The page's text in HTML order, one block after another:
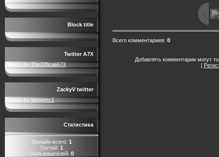
Block title
Twitter A7X
Tweets by TheOfficialA7X
ZackyV twitter
Tweets by Vengenz1
Статистика
Онлайн всего: 1
Гостей: 1
Пользователей: 0
Всего комментариев: 0
Добавлять комментарии могут
[